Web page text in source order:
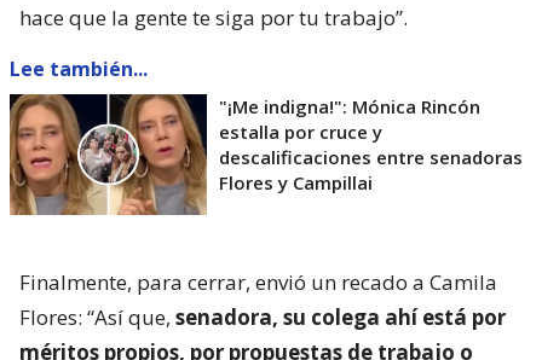
hace que la gente te siga por tu trabajo”.
Lee también...
"¡Me indigna!": Mónica Rincón
estalla por cruce y
descalificaciones entre senadoras
Flores y Campillai
Finalmente, para cerrar, envió un recado a Camila
Flores: “Así que, senadora, su colega ahí está por
méritos propios, por propuestas de trabajo o